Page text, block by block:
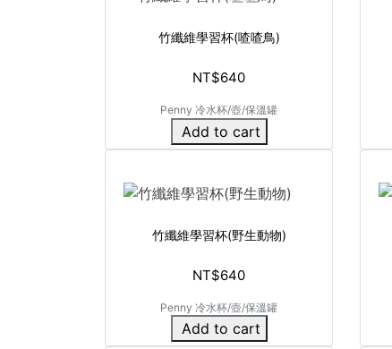
竹纖維學習杯(喳喳鳥)
NT$640
Penny 冷水杯/壺/保溫罐
Add to cart
竹纖維學習杯(野生動物)
NT$640
Penny 冷水杯/壺/保溫罐
Add to cart